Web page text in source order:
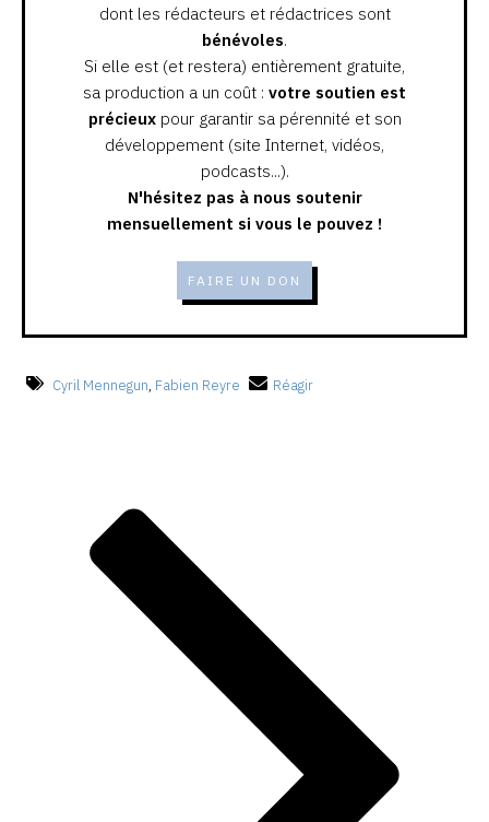
dont les rédacteurs et rédactrices sont
bénévoles.
Si elle est (et restera) entièrement gratuite,
sa production a un coût : votre soutien est
précieuxpour garantir sa pérennité et son
développement (site Internet, vidéos,
podcasts...).
N'hésitez pas à nous soutenir
mensuellement si vous le pouvez !
FAIRE UN DON
Cyril Mennegun, Fabien Reyre Réagir